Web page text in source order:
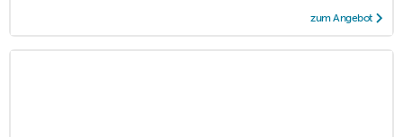
zum Angebot